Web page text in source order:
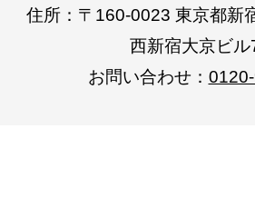
住所：〒160-0023 東京都新
西新宿大京ビル
お問い合わせ：